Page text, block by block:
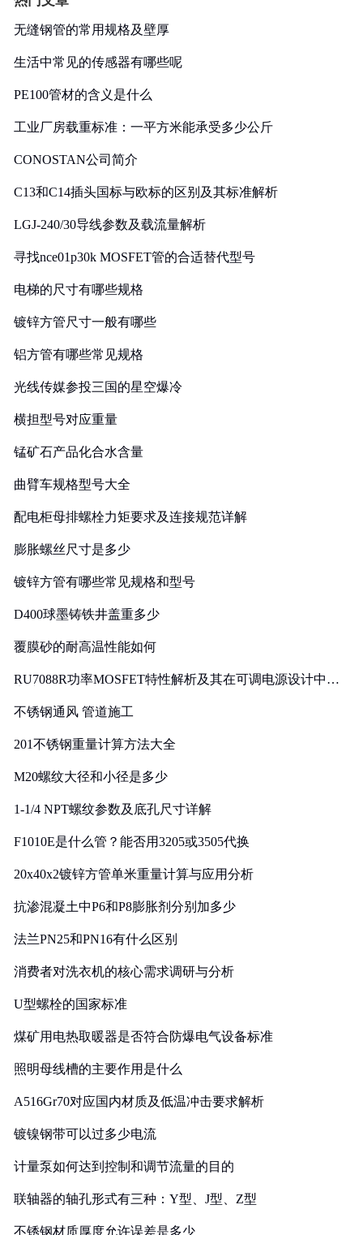
无缝钢管的常用规格及壁厚
生活中常见的传感器有哪些呢
PE100管材的含义是什么
工业厂房载重标准：一平方米能承受多少公斤
CONOSTAN公司简介
C13和C14插头国标与欧标的区别及其标准解析
LGJ-240/30导线参数及载流量解析
寻找nce01p30k MOSFET管的合适替代型号
电梯的尺寸有哪些规格
镀锌方管尺寸一般有哪些
铝方管有哪些常见规格
光线传媒参投三国的星空爆冷
横担型号对应重量
锰矿石产品化合水含量
曲臂车规格型号大全
配电柜母排螺栓力矩要求及连接规范详解
膨胀螺丝尺寸是多少
镀锌方管有哪些常见规格和型号
D400球墨铸铁井盖重多少
覆膜砂的耐高温性能如何
RU7088R功率MOSFET特性解析及其在可调电源设计中的
不锈钢通风 管道施工
201不锈钢重量计算方法大全
M20螺纹大径和小径是多少
1-1/4 NPT螺纹参数及底孔尺寸详解
F1010E是什么管？能否用3205或3505代换
20x40x2镀锌方管单米重量计算与应用分析
抗渗混凝土中P6和P8膨胀剂分别加多少
法兰PN25和PN16有什么区别
消费者对洗衣机的核心需求调研与分析
U型螺栓的国家标准
煤矿用电热取暖器是否符合防爆电气设备标准
照明母线槽的主要作用是什么
A516Gr70对应国内材质及低温冲击要求解析
镀镍钢带可以过多少电流
计量泵如何达到控制和调节流量的目的
联轴器的轴孔形式有三种：Y型、J型、Z型
不锈钢材质厚度允许误差是多少